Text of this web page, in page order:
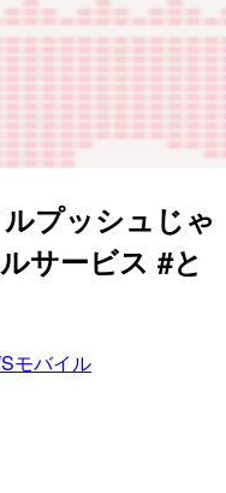
プッシュじゃ
サービス #と
モバイル